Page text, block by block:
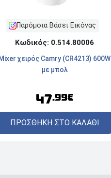
Παρόμοια Βάσει Εικόνας
Κωδικός: 0.514.80006
Mixer χειρός Camry (CR4213) 600W
με μπολ
47.99€
ΠΡΟΣΘΗΚΗ ΣΤΟ ΚΑΛΑΘΙ